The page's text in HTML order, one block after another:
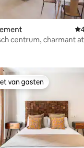
van 4,83 uit 5, 303
centrum, charmant
van gasten
van gasten